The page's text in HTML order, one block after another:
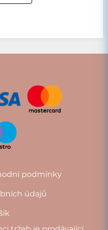
podmínky
údajů